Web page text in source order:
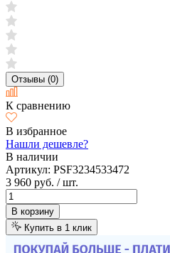
Отзывы (0)
К сравнению
В избранное
Нашли дешевле?
В наличии
Артикул: PSF3234533472
3 960 руб. / шт.
В корзину
Купить в 1 клик